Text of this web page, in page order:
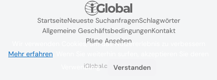
StartseiteNeueste SuchanfragenSchlagwörter
Allgemeine GeschäftsbedingungenKontakt
Pläne Ansehen
iGlobal.co @ 2024
Wir verwenden Cookies, um das Nutzererlebnis zu verbessern
Mehr erfahren
Verwendung.
Verstanden